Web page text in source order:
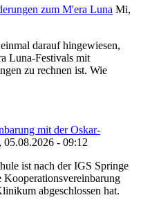
zum M'era Luna Mi,
darauf hingewiesen,
Luna-Festivals mit
zu rechnen ist. Wie
mit der Oskar-
05.08.2026 - 09:12
ist nach der IGS Springe
Kooperationsvereinbarung
abgeschlossen hat.